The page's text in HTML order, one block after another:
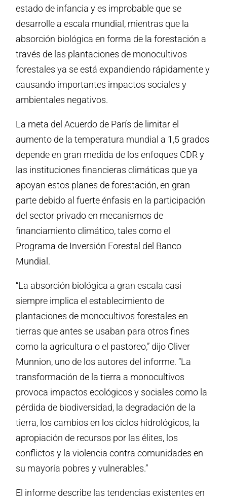
estado de infancia y es improbable que se
desarrolle a escala mundial, mientras que la
absorción biológica en forma de la forestación a
través de las plantaciones de monocultivos
forestales ya se está expandiendo rápidamente y
causando importantes impactos sociales y
ambientales negativos.
La meta del Acuerdo de París de limitar el
aumento de la temperatura mundial a 1,5 grados
depende en gran medida de los enfoques CDR y
las instituciones financieras climáticas que ya
apoyan estos planes de forestación, en gran
parte debido al fuerte énfasis en la participación
del sector privado en mecanismos de
financiamiento climático, tales como el
Programa de Inversión Forestal del Banco
Mundial.
“La absorción biológica a gran escala casi
siempre implica el establecimiento de
plantaciones de monocultivos forestales en
tierras que antes se usaban para otros fines
como la agricultura o el pastoreo,” dijo Oliver
Munnion, uno de los autores del informe. “La
transformación de la tierra a monocultivos
provoca impactos ecológicos y sociales como la
pérdida de biodiversidad, la degradación de la
tierra, los cambios en los ciclos hidrológicos, la
apropiación de recursos por las élites, los
conflictos y la violencia contra comunidades en
su mayoría pobres y vulnerables.”
El informe describe las tendencias existentes en